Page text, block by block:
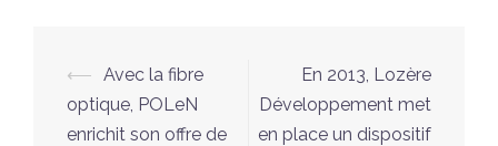
Navigation
d’article
⟵ Avec la fibre
optique, POLeN
enrichit son offre de
En 2013, Lozère
Développement met
en place un dispositif